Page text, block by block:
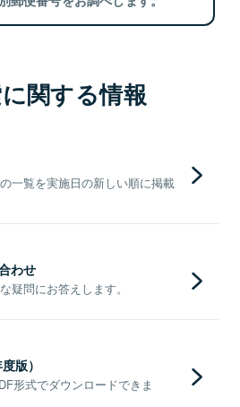
関する情報
一覧を実施日の新しい順に掲載
わせ
疑問にお答えします。
版）
形式でダウンロードできま